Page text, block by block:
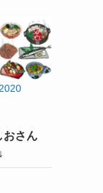
おさん